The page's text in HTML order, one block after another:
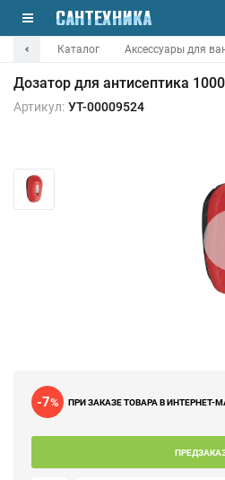
Каталог Аксессуары для
Дозатор для антисептика
Артикул: УТ-00009524
-7% ПРИ ЗАКАЗЕ ТОВАРА В ИНТЕРНЕТ-